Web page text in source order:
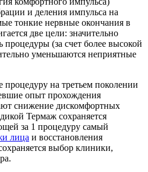
и деления импульса на
тонкие нервные окончания в
две цели: значительно
(за счет более высокой
уменьшаются неприятные
на третьем поколении
опыт прохождения
снижение дискомфортных
Термаж сохраняется
за 1 процедуру самый
лица и восстановления
выбор клиники,